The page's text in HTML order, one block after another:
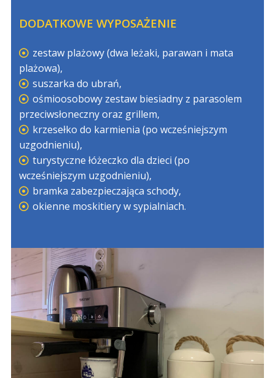
DODATKOWE WYPOSAŻENIE
zestaw plażowy (dwa leżaki, parawan i mata
plażowa),
suszarka do ubrań,
ośmioosobowy zestaw biesiadny z parasolem
przeciwsłoneczny oraz grillem,
krzesełko do karmienia (po wcześniejszym
uzgodnieniu),
turystyczne łóżeczko dla dzieci (po
wcześniejszym uzgodnieniu),
bramka zabezpieczająca schody,
okienne moskitiery w sypialniach.